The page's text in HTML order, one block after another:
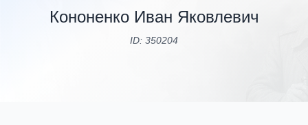
Кононенко Иван Яковлевич
ID: 350204